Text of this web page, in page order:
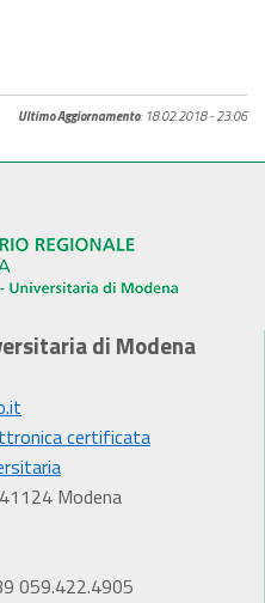
Ultimo Aggiornamento: 18.02.2018 - 23:06
di Modena
certificata
Modena
059.422.4905